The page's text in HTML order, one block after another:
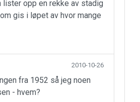
lister opp en rekke av stadig
gis i løpet av hvor mange
2010-10-26
fra 1952 så jeg noen
- hvem?